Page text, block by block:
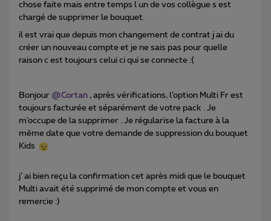
chose faite mais entre temps l un de vos collègue s est
chargé de supprimer le bouquet.
il est vrai que depuis mon changement de contrat j ai du
créer un nouveau compte et je ne sais pas pour quelle
raison c est toujours celui ci qui se connecte :(
Bonjour @Cortan , après vérifications, l’option Multi Fr est
toujours facturée et séparément de votre pack . Je
m’occupe de la supprimer . Je régularise la facture à la
même date que votre demande de suppression du bouquet
Kids
j’ ai bien reçu la confirmation cet après midi que le bouquet
Multi avait été supprimé de mon compte et vous en
remercie :)